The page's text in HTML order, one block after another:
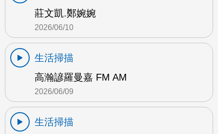
莊文凱.鄭婉婉
2026/06/10
生活掃描
高瀚諺羅曼嘉 FM AM
2026/06/09
生活掃描